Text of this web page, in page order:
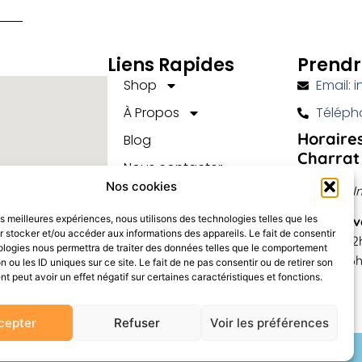
Nos cookies
meilleures expériences, nous utilisons des technologies telles que les
stocker et/ou accéder aux informations des appareils. Le fait de consentir
nous permettra de traiter des données telles que le comportement
ou les ID uniques sur ce site. Le fait de ne pas consentir ou de retirer son
peut avoir un effet négatif sur certaines caractéristiques et fonctions.
Refuser Voir les préférences
Email:
Charrat
Route e
Lundi au
10h00 –
13h30 –
Liens Rapides
Shop
À Propos
Blog
Nous contacter